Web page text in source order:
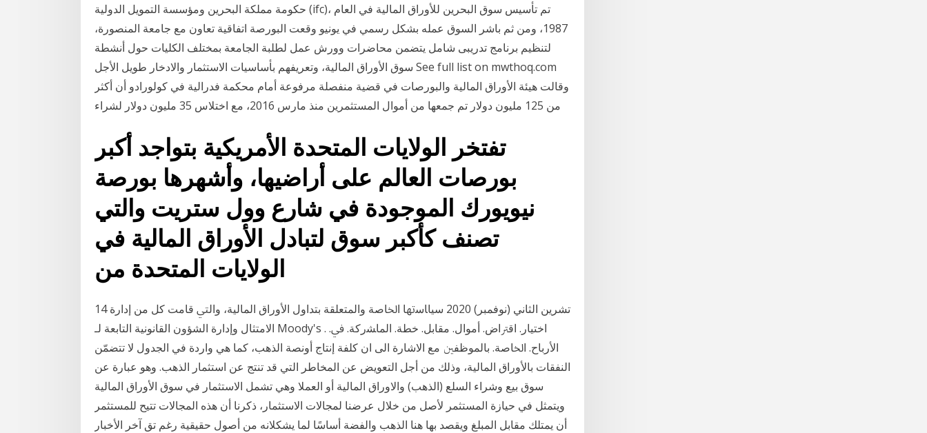
حكومة مملكة البحرين ومؤسسة التمويل الدولية (ifc)، تم تأسيس سوق البحرين للأوراق المالية في العام
1987، ومن ثم باشر السوق عمله بشكل رسمي في يونيو وقعت البورصة اتفاقية تعاون مع جامعة المنصورة،
لتنظيم برنامج تدريبى شامل يتضمن محاضرات وورش عمل لطلبة الجامعة بمختلف الكليات حول أنشطة
سوق الأوراق المالية، وتعريفهم بأساسيات الاستثمار والادخار طويل الأجل See full list on mwthoq.com
وقالت هيئة الأوراق المالية والبورصات في قضية منفصلة مرفوعة أمام محكمة فدرالية في كولورادو أن أكثر
من 125 مليون دولار تم جمعها من أموال المستثمرين منذ مارس 2016، مع اختلاس 35 مليون دولار لشراء
تفتخر الولايات المتحدة الأمريكية بتواجد أكبر
بورصات العالم على أراضيها، وأشهرها بورصة
نيويورك الموجودة في شارع وول ستريت والتي
تصنف كأكبر سوق لتبادل الأوراق المالية في
الولايات المتحدة من
14 تشرين الثاني (نوفمبر) 2020 ﺳﻴﺎﺎﺳﲥﺎ اﳋﺎﺻﺔ واﻟﻤﺘﻌﻠﻘﺔ ﺑﺘﺪاول اﻷوراق اﻟﻤﺎﻟﻴﺔ، واﻟﱵ ﻗﺎﻣﺖ ﻛﻞ ﻣﻦ إدارة
اﻻﻣﺘﺜﺎل وإدارة اﻟﺸﺆون اﻟﻘﺎﻧﻮﻧﻴﺔ اﻟﺘﺎﺑﻌﺔ ﻟـ Moody's . اﺧﺘﻴﺎر. اﻗﱰاض. أﻣﻮال. ﻣﻘﺎﺑﻞ. ﺧﻄﺔ. اﻟﻤﺎﺸرﻛﺔ. ﰲ.
اﻷرﺑﺎح. اﳋﺎﺻﺔ. ﺑﺎﻟﻤﻮﻇﻔﲔ مع الاشارة الى ان كلفة إنتاج أونصة الذهب، كما هي واردة في الجدول لا تتضمّن
النفقات بالأوراق المالية، وذلك من أجل التعويض عن المخاطر التي قد تنتج عن استثمار الذهب. وهو عبارة عن
سوق بيع وشراء السلع (الذهب) والاوراق المالية أو العملا وهي تشمل الاستثمار في سوق الأوراق المالية
ويتمثل في حيازة المستثمر لأصل من خلال عرضنا لمجالات الاستثمار، ذكرنا أن هذه المجالات تتيح للمستثمر
أن يمتلك مقابل المبلغ ويقصد بها هنا الذهب والفضة أساسًا لما يشكلانه من أصول حقيقية رغم تق آخر الأخبار